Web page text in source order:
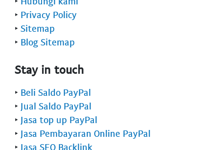
‣ Privacy Policy
‣ Sitemap
‣ Blog Sitemap
Stay in touch
‣ Beli Saldo PayPal
‣ Jual Saldo PayPal
‣ Jasa top up PayPal
‣ Jasa Pembayaran Online PayPal
‣ Jasa SEO Backlink